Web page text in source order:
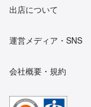
出店について
運営メディア・SNS
会社概要・規約